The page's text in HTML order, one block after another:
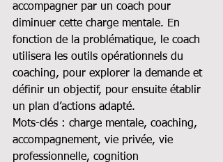
accompagner par un coach pour
diminuer cette charge mentale. En
fonction de la problématique, le coach
utilisera les outils opérationnels du
coaching, pour explorer la demande et
définir un objectif, pour ensuite établir
un plan d’actions adapté.
Mots-clés : charge mentale, coaching,
accompagnement, vie privée, vie
professionnelle, cognition